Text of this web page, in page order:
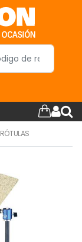
RÓTULAS